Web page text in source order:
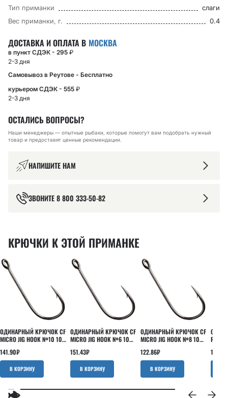
Тип приманки
слаги
Вес приманки, г.
0.4
ДОСТАВКА И ОПЛАТА В МОСКВА
в пункт СДЭК - 295 ₽
2-3 дня
Самовывоз в Реутове - Бесплатно
курьером СДЭК - 555 ₽
2-3 дня
ОСТАЛИСЬ ВОПРОСЫ?
Наши менеджеры — опытные рыбаки, которые помогут вам подобрать нужный
товар и предоставят ценные рекомендации.
НАПИШИТЕ НАМ
ЗВОНИТЕ8 800 333-50-82
КРЮЧКИ К ЭТОЙ ПРИМАНКЕ
ОДИНАРНЫЙ КРЮЧОК CF
MICRO JIG HOOK №10 10
141.90₽
В КОРЗИНУ
ОДИНАРНЫЙ КРЮЧОК CF
MICRO JIG HOOK №6 10
151.43₽
В КОРЗИНУ
ОДИНАРНЫЙ КРЮЧОК CF
MICRO JIG HOOK №8 10
122.86₽
В КОРЗИНУ
160.95